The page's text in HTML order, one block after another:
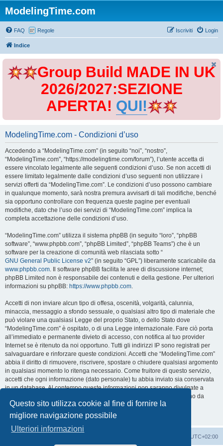
Questo sito utilizza cookie al fine di fornire la
migliore navigazione possibile
Ulteriori informazioni
ModelingTime.com
FAQ Regole Login
Iscriviti
Indice
Group Build MADE IN UK
2026/2027:SEZIONE
APERTA! QUI!
ModelingTime.com - Condizioni d’uso
Accedendo a “ModelingTime.com” (in seguito “noi”, “nostro”,
“ModelingTime.com”, “https://modelingtime.com/forum”), l’utente accetta di
essere vincolato legalmente alle seguenti condizioni d’uso. Se non accetti di
essere limitato legalmente dalle condizioni d’uso seguenti non utilizzare i
servizi offerti da “ModelingTime.com”. Le condizioni d’uso possono cambiare
in qualunque momento, sarà nostra premura avvisarti di tali modifiche, benché
sia opportuno controllare con frequenza queste pagine per eventuali
modifiche, dato che l’uso dei servizi di “ModelingTime.com” implica la
completa accettazione delle condizioni d’uso.
“ModelingTime.com” utilizza il sistema phpBB (in seguito “loro”, “phpBB
software”, “www.phpbb.com”, “phpBB Limited”, “phpBB Teams”) che è un
software per la creazione di comunità web rilasciata sotto “
GNU General Public License v2” (in seguito “GPL”) liberamente scaricabile da
www.phpbb.com. Il software phpBB facilita le aree di discussione internet;
phpBB Limited non è responsabile dei contenuti e della gestione. Per ulteriori
informazioni su phpBB: https://www.phpbb.com.
Accetti di non inviare alcun tipo di offesa, oscenità, volgarità, calunnia,
minaccia, messaggio a sfondo sessuale, o qualsiasi altro tipo di materiale che
può violare una qualsiasi Legge del proprio Stato, o dello Stato dove
“ModelingTime.com” è ospitato, o di una Legge internazionale. Fare ciò porta
all’immediato e permanente divieto di accesso, con notifica al tuo provider
Internet se è ritenuto da noi opportuno. Tutti gli indirizzi IP sono registrati per
salvaguardare e rinforzare queste condizioni. Accetti che “ModelingTime.com”
abbia il diritto di rimuovere, riscrivere, spostare o chiudere qualsiasi argomento
in qualsiasi momento lo ritenga necessario. Come fruitore di questo servizio,
accetti che ogni informazione (dato personale) tu abbia inviato sia conservata
in un database. Al contempo queste informazioni non saranno divulgate a
nessuno senza il tuo consenso, né “ModelingTime.com” o phpBB sono da
ritenersi responsabili per qualsiasi violazione al sistema che possa
compromettere queste informazioni.
UTC+02:00